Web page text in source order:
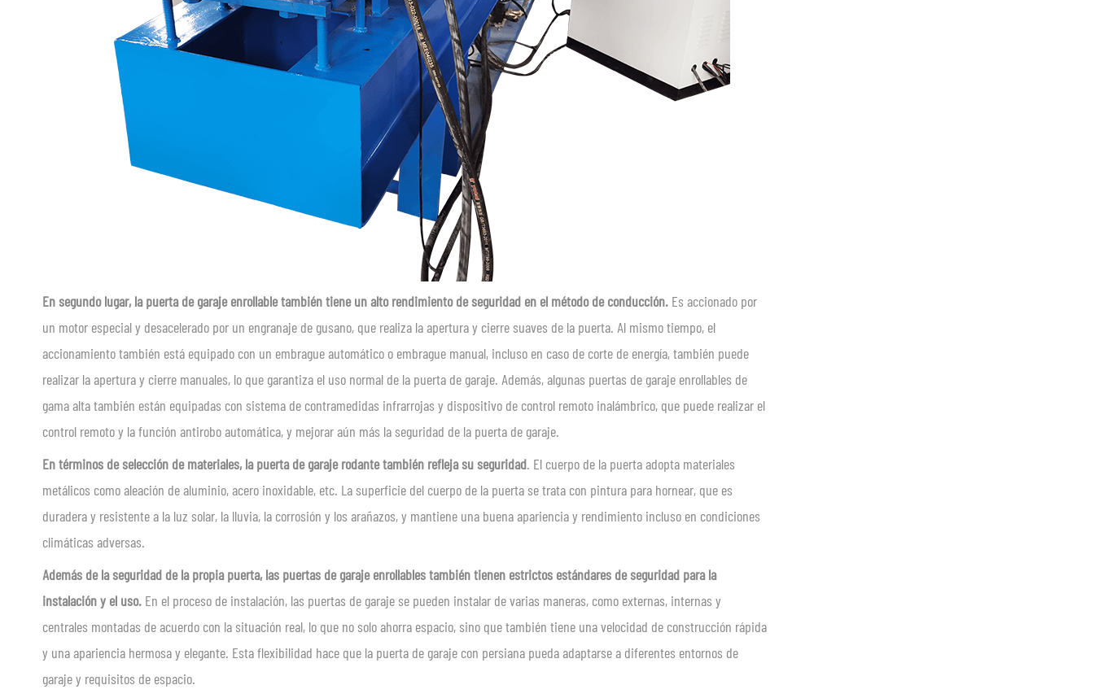
En segundo lugar, la puerta de garaje enrollable también tiene un alto rendimiento de seguridad en el método de conducción. Es accionado por
un motor especial y desacelerado por un engranaje de gusano, que realiza la apertura y cierre suaves de la puerta. Al mismo tiempo, el
accionamiento también está equipado con un embrague automático o embrague manual, incluso en caso de corte de energía, también puede
realizar la apertura y cierre manuales, lo que garantiza el uso normal de la puerta de garaje. Además, algunas puertas de garaje enrollables de
gama alta también están equipadas con sistema de contramedidas infrarrojas y dispositivo de control remoto inalámbrico, que puede realizar el
control remoto y la función antirobo automática, y mejorar aún más la seguridad de la puerta de garaje.
En términos de selección de materiales, la puerta de garaje rodante también refleja su seguridad. El cuerpo de la puerta adopta materiales
metálicos como aleación de aluminio, acero inoxidable, etc. La superficie del cuerpo de la puerta se trata con pintura para hornear, que es
duradera y resistente a la luz solar, la lluvia, la corrosión y los arañazos, y mantiene una buena apariencia y rendimiento incluso en condiciones
climáticas adversas.
Además de la seguridad de la propia puerta, las puertas de garaje enrollables también tienen estrictos estándares de seguridad para la
instalación y el uso. En el proceso de instalación, las puertas de garaje se pueden instalar de varias maneras, como externas, internas y
centrales montadas de acuerdo con la situación real, lo que no solo ahorra espacio, sino que también tiene una velocidad de construcción rápida
y una apariencia hermosa y elegante. Esta flexibilidad hace que la puerta de garaje con persiana pueda adaptarse a diferentes entornos de
garaje y requisitos de espacio.